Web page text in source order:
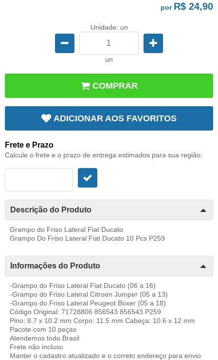
por R$ 24,90
Unidade: un
un
COMPRAR
ADICIONAR AOS FAVORITOS
Frete e Prazo
Calcule o frete e o prazo de entrega estimados para sua região:
Descrição do Produto
Grampo do Friso Lateral Fiat Ducato
Grampo Do Friso Lateral Fiat Ducato 10 Pcs P259
Informações do Produto
-Grampo do Friso Lateral Fiat Ducato (06 a 16)
-Grampo do Friso Lateral Citroen Jumper (05 a 13)
-Grampo do Friso Lateral Peugeot Boxer (05 a 18)
Código Original: 71728806 856543 856543 P259
Pino: 8.7 x 10.2 mm Corpo: 11.5 mm Cabeça: 10.6 x 12 mm
Pacote com 10 peças
Atendemos todo Brasil
Frete não incluso
Manter o cadastro atualizado e o correto endereço para envio